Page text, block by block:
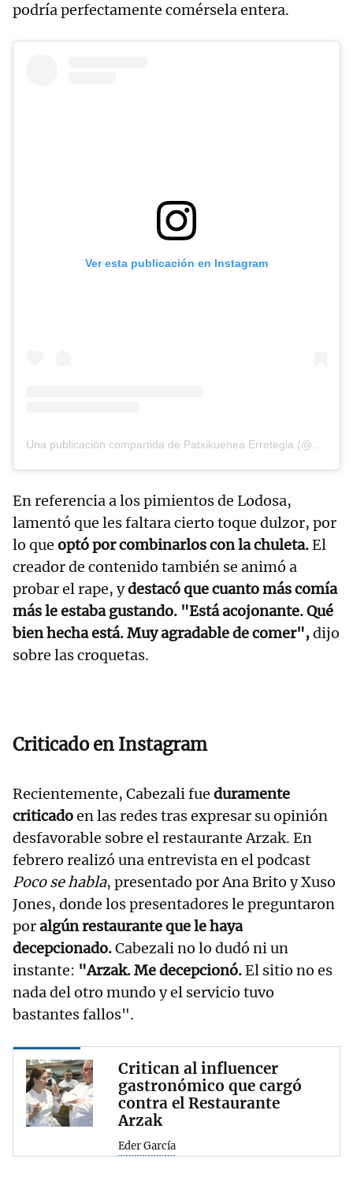
podría perfectamente comérsela entera.
Ver esta publicación en Instagram
En referencia a los pimientos de Lodosa,
lamentó que les faltara cierto toque dulzor, por
lo que optó por combinarlos con la chuleta.El
creador de contenido también se animó a
probar el rape, ydestacó que cuanto más comía
más le estaba gustando. "Está acojonante. Qué
bien hecha está. Muy agradable de comer",dijo
sobre las croquetas.
Criticado en Instagram
Recientemente, Cabezali fue duramente
criticadoen las redes tras expresar su opinión
desfavorable sobre el restaurante Arzak. En
febrero realizó una entrevista en el podcast
Poco se habla, presentado por Ana Brito y Xuso
Jones, donde los presentadores le preguntaron
poralgún restaurante que le haya
decepcionado.Cabezali no lo dudó ni un
instante: "Arzak. Me decepcionó.El sitio no es
nada del otro mundo y el servicio tuvo
bastantes fallos".
Critican al influencer
gastronómico que cargó
contra el Restaurante
Arzak
Eder García